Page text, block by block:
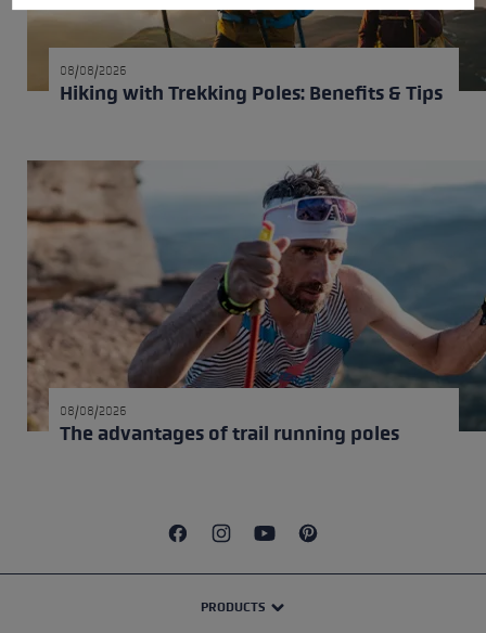
08/08/2026
Hiking with Trekking Poles: Benefits & Tips
08/08/2026
The advantages of trail running poles
PRODUCTS